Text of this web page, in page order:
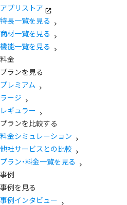
アプリストア
特長一覧を見る
商材一覧を見る
機能一覧を見る
料金
プランを見る
プレミアム
ラージ
レギュラー
プランを比較する
料金シミュレーション
他社サービスとの比較
プラン・料金一覧を見る
事例
事例を見る
事例インタビュー